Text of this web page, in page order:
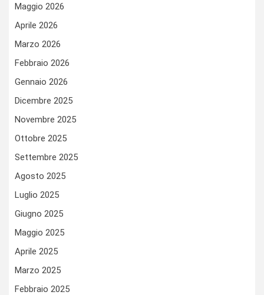
Maggio 2026
Aprile 2026
Marzo 2026
Febbraio 2026
Gennaio 2026
Dicembre 2025
Novembre 2025
Ottobre 2025
Settembre 2025
Agosto 2025
Luglio 2025
Giugno 2025
Maggio 2025
Aprile 2025
Marzo 2025
Febbraio 2025